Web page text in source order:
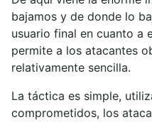
bajamos y de donde lo
usuario final en cuanto a
permite a los atacantes
relativamente sencilla.
La táctica es simple,
comprometidos, los